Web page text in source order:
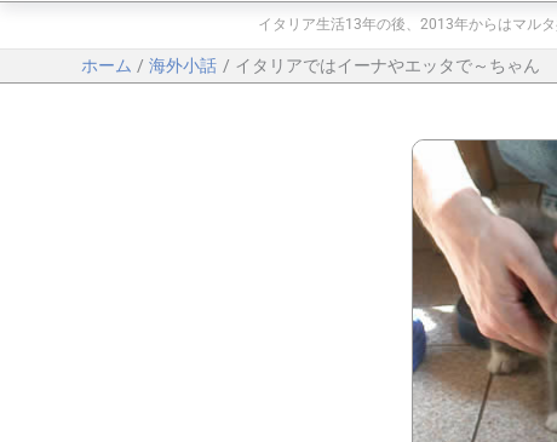
イタリア生活13年の後、2013年からはマル
ホーム 海外小話 イタリアではイーナやエッタで～ちゃん